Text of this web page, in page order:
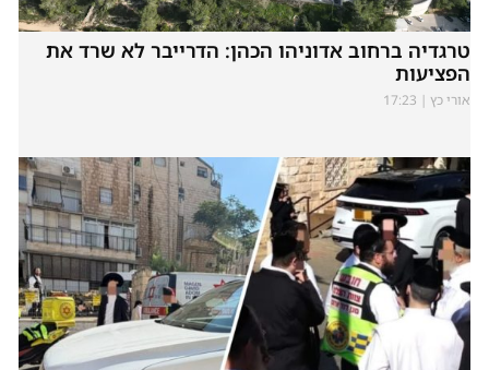
טרגדיה ברחוב אדוניהו הכהן: הדרייבר לא שרד את
הפציעות
אורי כץ